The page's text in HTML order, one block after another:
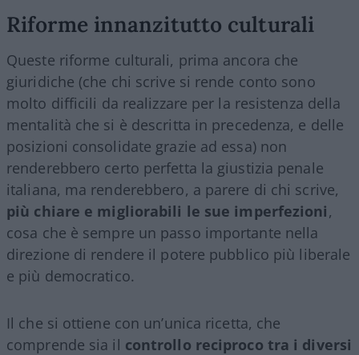
Riforme innanzitutto culturali
Queste riforme culturali, prima ancora che
giuridiche (che chi scrive si rende conto sono
molto difficili da realizzare per la resistenza della
mentalità che si è descritta in precedenza, e delle
posizioni consolidate grazie ad essa) non
renderebbero certo perfetta la giustizia penale
italiana, ma renderebbero, a parere di chi scrive,
più chiare e migliorabili le sue imperfezioni,
cosa che è sempre un passo importante nella
direzione di rendere il potere pubblico più liberale
e più democratico.
Il che si ottiene con un’unica ricetta, che
comprende sia il controllo reciproco tra i diversi